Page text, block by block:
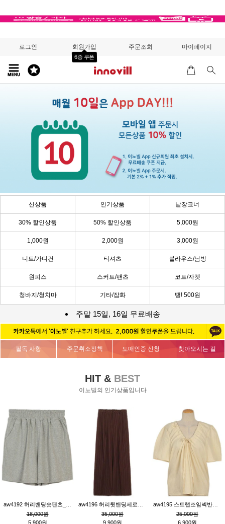
로그인 회원가입
6종 쿠폰
주문조회 마이페이지
신상품 인기상품 낱장코너
30% 할인상품 50% 할인상품 5,000원
1,000원 2,000원 3,000원
니트/가디건 티셔츠 블라우스/남방
원피스 스커트/팬츠 코트/자켓
청바지/청치마 기타/잡화 땡! 500원
주말 15일, 16일 무료배송
필독 사항 주문취소정책 도매인증 신청 찾아오시는 길
HIT & BEST
이노빌의 인기상품입니다
18,000원
5,900원
35,000원
9,900원
25,000원
6,900원